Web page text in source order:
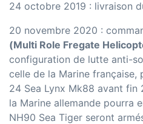
24 octobre 2019 : livraison
20 novembre 2020 :
(Multi Role Fregate
configuration de lutte anti-
celle de la Marine française,
24 Sea Lynx Mk88 avant fin
la Marine allemande pourra
NH90 Sea Tiger seront